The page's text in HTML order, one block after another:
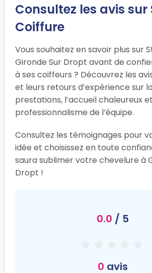
Consultez les avis sur
Coiffure
Vous souhaitez en savoir plus sur
Gironde Sur Dropt avant de
à ses coiffeurs ? Découvrez les
et leurs retours d’expérience sur
prestations, l’accueil chaleureux
professionnalisme de l’équipe.
Consultez les témoignages pour
idée et choisissez en toute
saura sublimer votre chevelure à
Dropt !
0.0 / 5
0 avis